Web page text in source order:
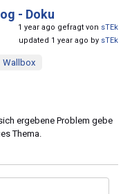
- Doku
1 year ago gefragt von sTEk
updated 1 year ago by sTEk
Wallbox
ergebene Problem gebe
Thema.